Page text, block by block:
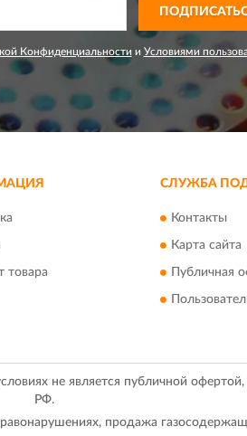
Конфиденциальности и Условиями
товара
СЛУЖБА
Контакты
Карта сайта
Публичная
не является публичной
РФ.
продажа